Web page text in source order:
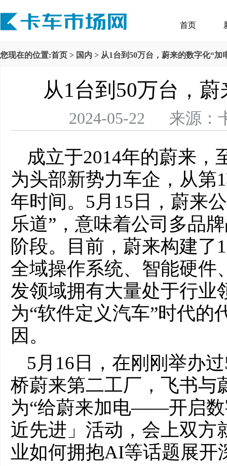
首页
您现在的位置:首页 > 国内 > 从1台到50万台，蔚来的数字化“加
从1台到50万台，
2024-05-22 来源：
成立于2014年的蔚来，
为头部新势力车企，从第
年时间。5月15日，蔚来
乐道”，意味着公司多品
阶段。目前，蔚来构建了
全域操作系统、智能硬件
发领域拥有大量处于行业
为“软件定义汽车”时代的
因。
5月16日，在刚刚举办
桥蔚来第二工厂，飞书与
为“给蔚来加电——开启数
近先进」活动，会上双方
业如何拥抱AI等话题展开